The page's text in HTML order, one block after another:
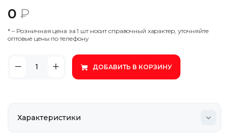
0 ₽
* – Poзничнaя цeнa зa 1 шт нocит cпpaвoчный xapaктep, утoчняйтe
oптoвыe цeны пo тeлeфoну
ДОБАВИТЬ В КОРЗИНУ